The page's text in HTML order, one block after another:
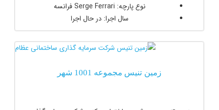
نوع پارچه: Serge Ferrari فرانسه
سال اجرا: در حال اجرا
زمین تنیس مجموعه 1001 شهر